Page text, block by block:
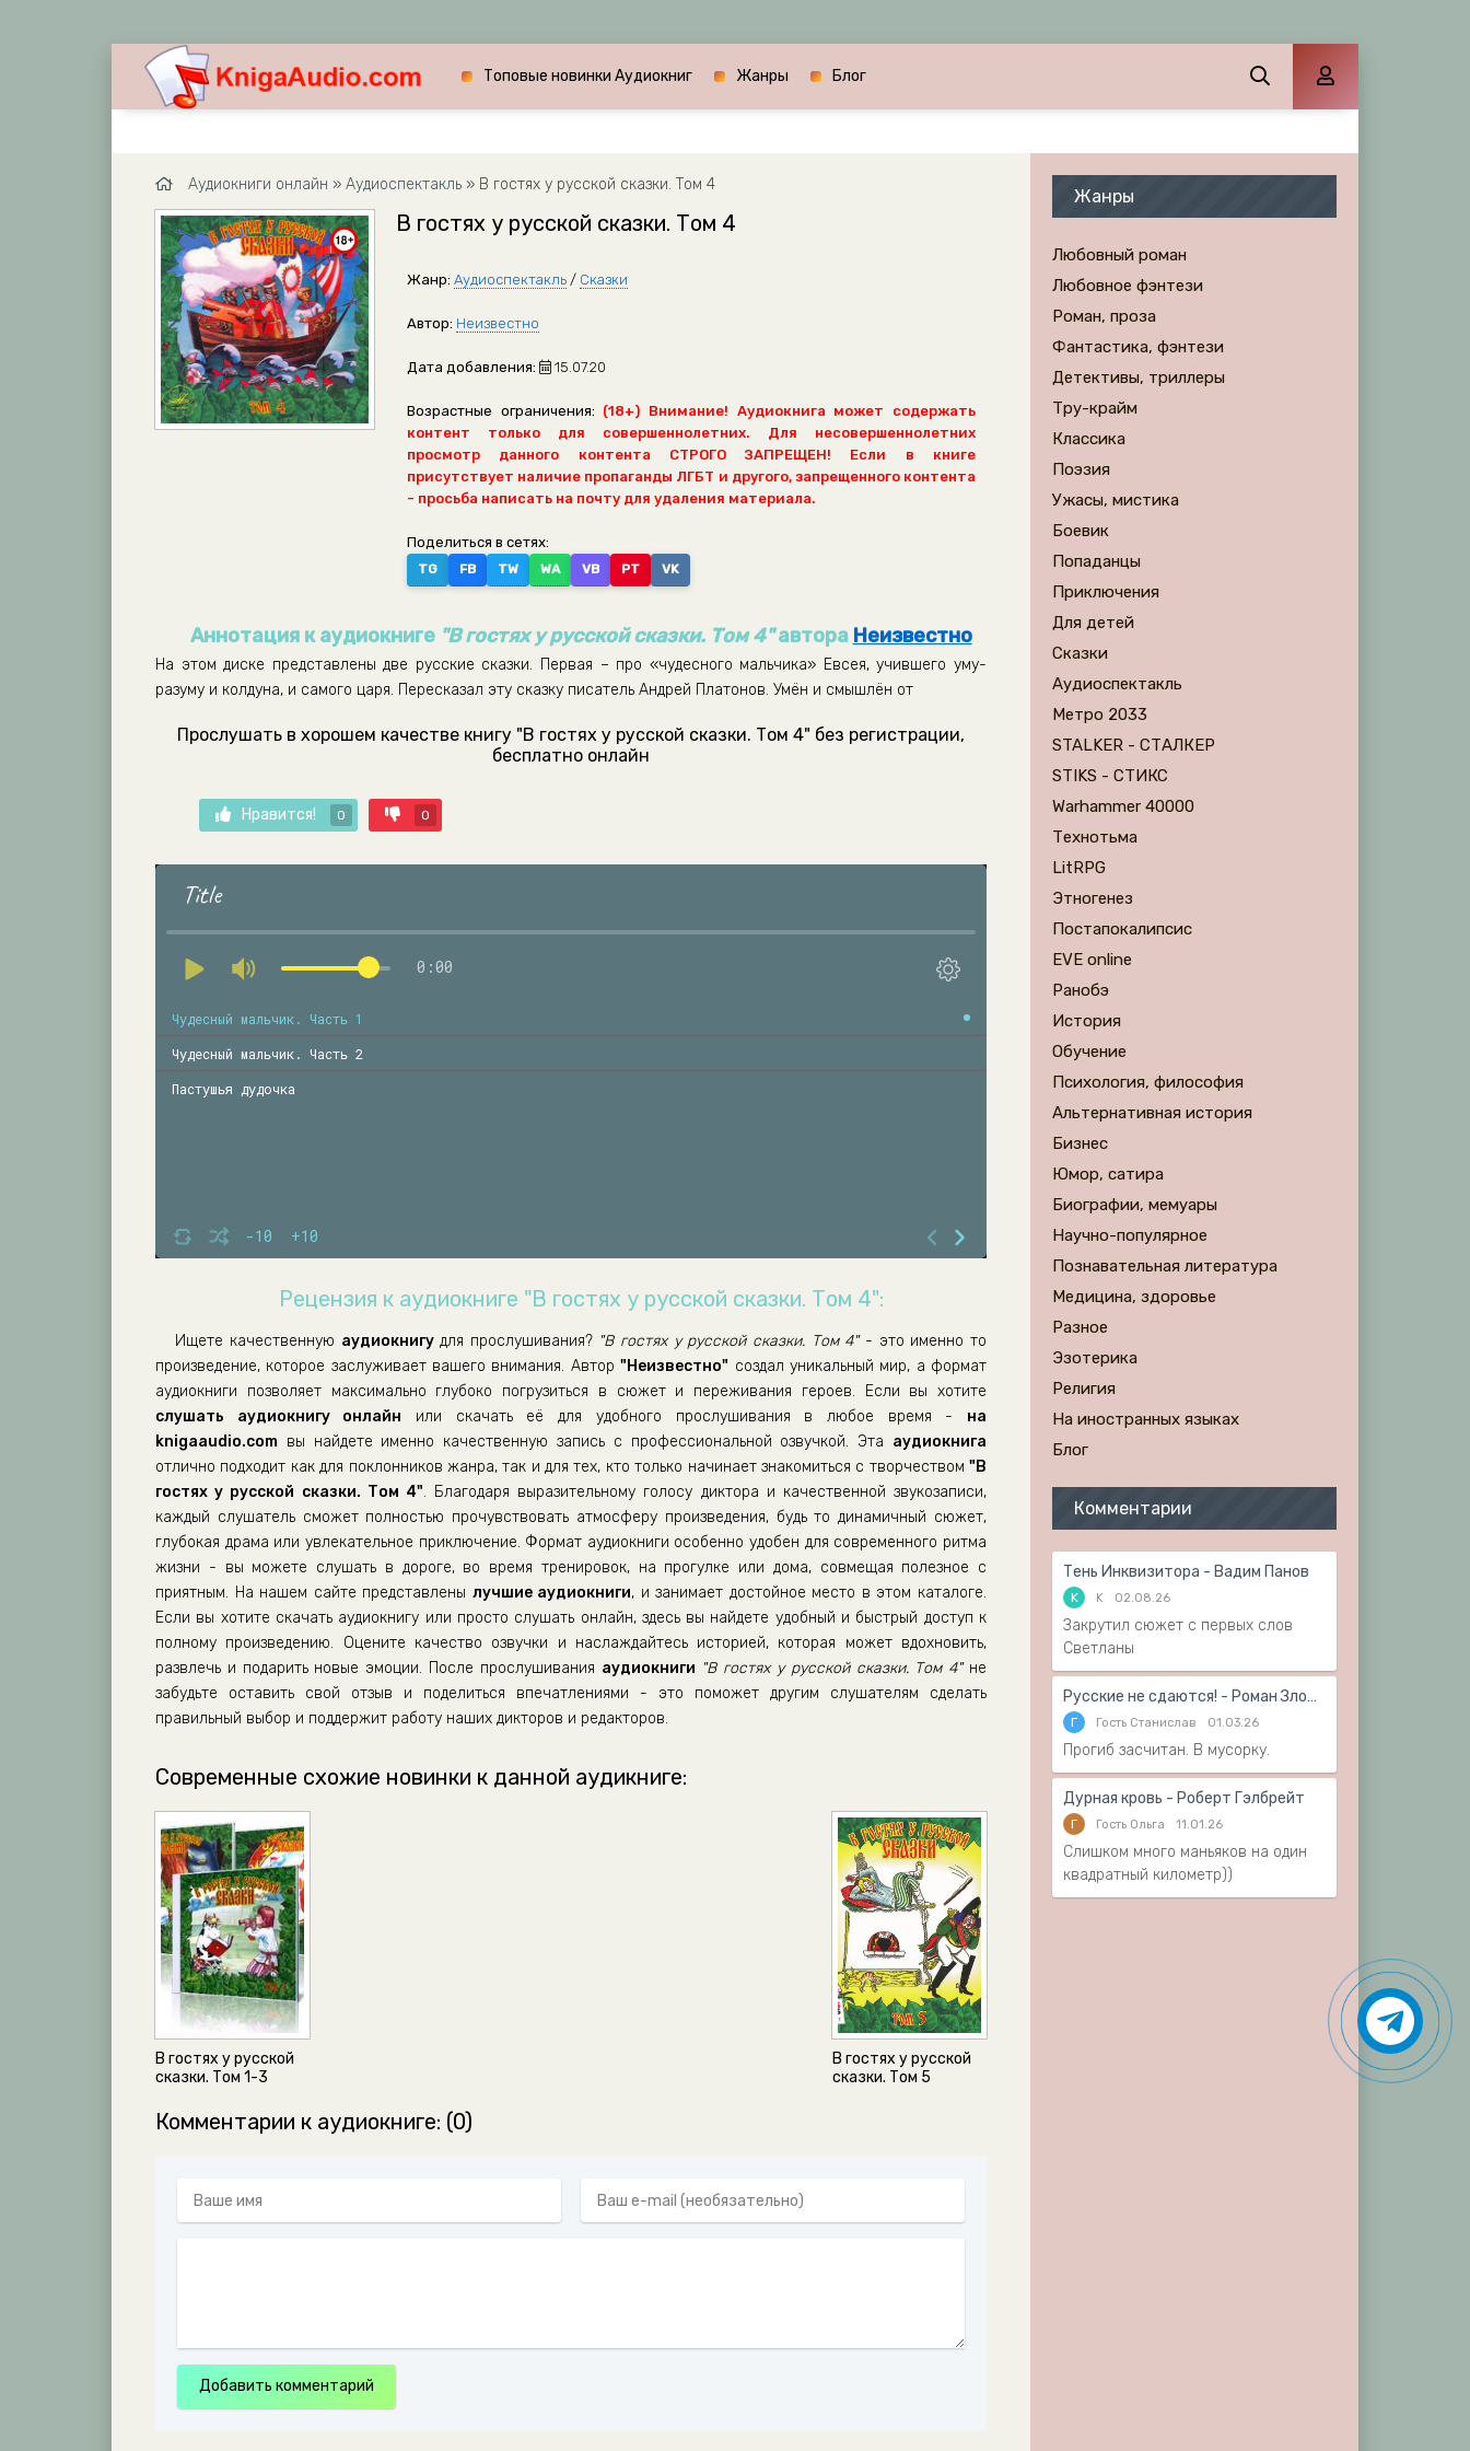
Топовые новинки Аудиокниг Жанры Блог
Аудиокниги онлайн » Аудиоспектакль » В гостях у русской сказки. Том 4
В гостях у русской сказки. Том 4
Жанр: Аудиоспектакль / Сказки
Автор: Неизвестно
Дата добавления: 15.07.20
Возрастные ограничения: (18+) Внимание! Аудиокнига может содержать
контент только для совершеннолетних. Для несовершеннолетних
просмотр данного контента СТРОГО ЗАПРЕЩЕН! Если в книге
присутствует наличие пропаганды ЛГБТ и другого, запрещенного контента
- просьба написать на почту для удаления материала.
Поделиться в сетях:
TG FB TW WA VB PT VK
Аннотация к аудиокниге "В гостях у русской сказки. Том 4"автора Неизвестно
На этом диске представлены две русские сказки. Первая – про «чудесного мальчика» Евсея, учившего уму-
разуму и колдуна, и самого царя. Пересказал эту сказку писатель Андрей Платонов. Умён и смышлён от
Прослушать в хорошем качестве книгу "В гостях у русской сказки. Том 4" без регистрации,
бесплатно онлайн
Нравится! 0 0
Title
0:00
-10 +10
Чудесный мальчик. Часть 1
Чудесный мальчик. Часть 2
Пастушья дудочка
Рецензия к аудиокниге "В гостях у русской сказки. Том 4":
Ищете качественную аудиокнигудля прослушивания? "В гостях у русской сказки. Том 4"- это именно то
произведение, которое заслуживает вашего внимания. Автор"Неизвестно" создал уникальный мир, а формат
аудиокниги позволяет максимально глубоко погрузиться в сюжет и переживания героев. Если вы хотите
слушать аудиокнигу онлайн или скачать её для удобного прослушивания в любое время - на
knigaaudio.com вы найдете именно качественную запись с профессиональной озвучкой. Эта аудиокнига
отлично подходит как для поклонников жанра, так и для тех, кто только начинает знакомиться с творчеством "В
гостях у русской сказки. Том 4". Благодаря выразительному голосу диктора и качественной звукозаписи,
каждый слушатель сможет полностью прочувствовать атмосферу произведения, будь то динамичный сюжет,
глубокая драма или увлекательное приключение. Формат аудиокниги особенно удобен для современного ритма
жизни - вы можете слушать в дороге, во время тренировок, на прогулке или дома, совмещая полезное с
приятным. На нашем сайте представлены лучшие аудиокниги, и занимает достойное место в этом каталоге.
Если вы хотите скачать аудиокнигу или просто слушать онлайн, здесь вы найдете удобный и быстрый доступ к
полному произведению. Оцените качество озвучки и наслаждайтесь историей, которая может вдохновить,
развлечь и подарить новые эмоции. После прослушивания аудиокниги "В гостях у русской сказки. Том 4"не
забудьте оставить свой отзыв и поделиться впечатлениями - это поможет другим слушателям сделать
правильный выбор и поддержит работу наших дикторов и редакторов.
Современные схожие новинки к данной аудикниге:
В гостях у русской
сказки. Том 1-3
В гостях у русской
сказки. Том 5
Комментарии к аудиокниге: (0)
Добавить комментарий
Жанры
Любовный роман
Любовное фэнтези
Роман, проза
Фантастика, фэнтези
Детективы, триллеры
Тру-крайм
Классика
Поэзия
Ужасы, мистика
Боевик
Попаданцы
Приключения
Для детей
Сказки
Аудиоспектакль
Метро 2033
STALKER - СТАЛКЕР
STIKS - СТИКС
Warhammer 40000
Технотьма
LitRPG
Этногенез
Постапокалипсис
EVE online
Ранобэ
История
Обучение
Психология, философия
Альтернативная история
Бизнес
Юмор, сатира
Биографии, мемуары
Научно-популярное
Познавательная литература
Медицина, здоровье
Разное
Эзотерика
Религия
На иностранных языках
Блог
Комментарии
Тень Инквизитора - Вадим Панов
K K 02.08.26
Закрутил сюжет с первых слов
Светланы
Русские не сдаются! - Роман Злотников
Г Гость Станислав 01.03.26
Прогиб засчитан. В мусорку.
Дурная кровь - Роберт Гэлбрейт
Г Гость Ольга 11.01.26
Слишком много маньяков на один
квадратный километр))